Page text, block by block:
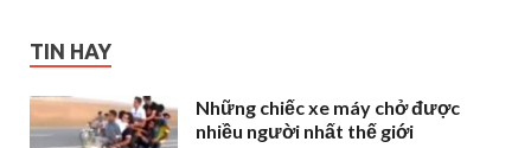
TIN HAY
Những chiếc xe máy chở được
nhiều người nhất thế giới